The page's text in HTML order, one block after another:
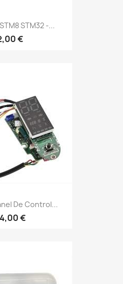
STM32 -...
€
De Control...
€